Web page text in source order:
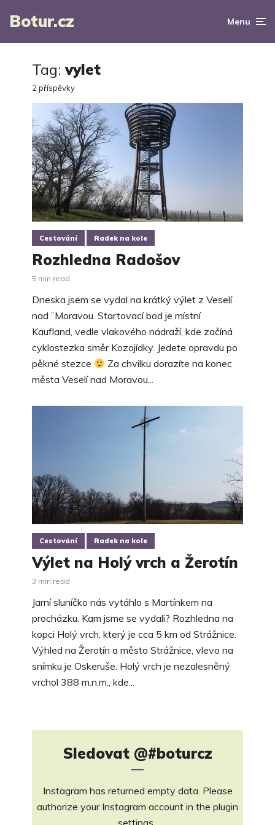
Botur.cz Menu
Tag:vylet
2 příspěvky
Cestování Radek na kole
Rozhledna Radošov
5 min read
Dneska jsem se vydal na krátký výlet z Veselí
nad ¨Moravou. Startovací bod je místní
Kaufland, vedle vlakového nádraží, kde začíná
cyklostezka směr Kozojídky. Jedete opravdu po
pěkné stezce
Za chvilku dorazíte na konec
města Veselí nad Moravou...
Cestování Radek na kole
Výlet na Holý vrch a Žerotín
3 min read
Jarní sluníčko nás vytáhlo s Martínkem na
procházku. Kam jsme se vydali? Rozhledna na
kopci Holý vrch, který je cca 5 km od Strážnice.
Výhled na Žerotín a město Strážnice, vlevo na
snímku je Oskeruše. Holý vrch je nezalesněný
vrchol 388 m.n.m., kde...
Sledovat @#boturcz
Instagram has returned empty data. Please
authorize your Instagram account in the plugin